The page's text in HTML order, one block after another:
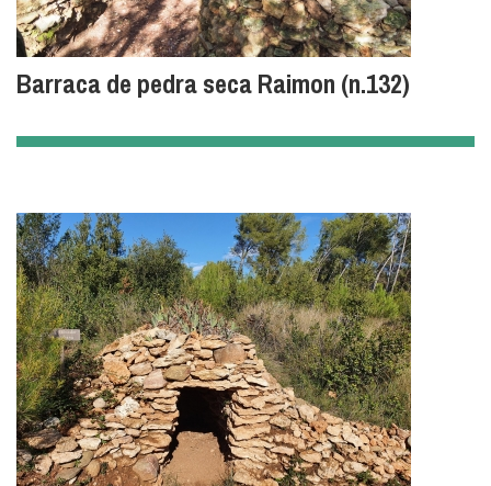
Barraca de pedra seca Raimon (n.132)